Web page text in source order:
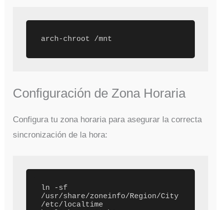
Configuración de Zona Horaria
Configura tu zona horaria para asegurar la correcta
sincronización de la hora:
ln -sf
/usr/share/zoneinfo/Region/City
/etc/localtime